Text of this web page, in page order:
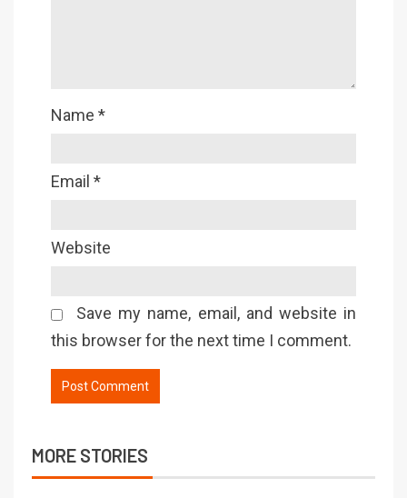
Name *
Email *
Website
Save my name, email, and website in
this browser for the next time I comment.
MORE STORIES